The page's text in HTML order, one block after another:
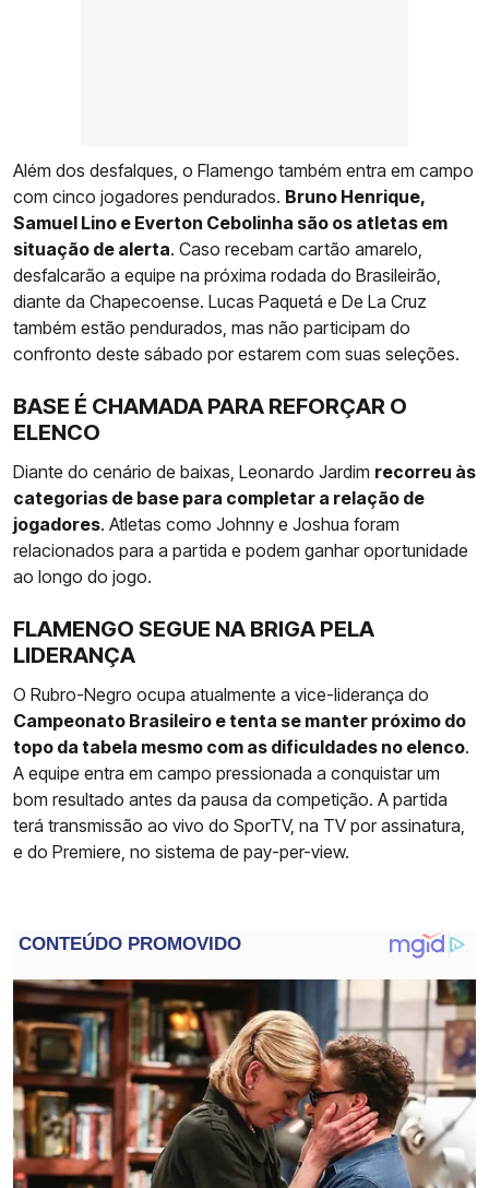
Além dos desfalques, o Flamengo também entra em campo
com cinco jogadores pendurados. Bruno Henrique,
Samuel Lino e Everton Cebolinha são os atletas em
situação de alerta. Caso recebam cartão amarelo,
desfalcarão a equipe na próxima rodada do Brasileirão,
diante da Chapecoense. Lucas Paquetá e De La Cruz
também estão pendurados, mas não participam do
confronto deste sábado por estarem com suas seleções.
BASE É CHAMADA PARA REFORÇAR O
ELENCO
Diante do cenário de baixas, Leonardo Jardim recorreu às
categorias de base para completar a relação de
jogadores. Atletas como Johnny e Joshua foram
relacionados para a partida e podem ganhar oportunidade
ao longo do jogo.
FLAMENGO SEGUE NA BRIGA PELA
LIDERANÇA
O Rubro-Negro ocupa atualmente a vice-liderança do
Campeonato Brasileiro e tenta se manter próximo do
topo da tabela mesmo com as dificuldades no elenco.
A equipe entra em campo pressionada a conquistar um
bom resultado antes da pausa da competição. A partida
terá transmissão ao vivo do SporTV, na TV por assinatura,
e do Premiere, no sistema de pay-per-view.